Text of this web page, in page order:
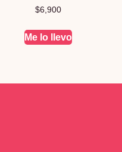
$6,900
Me lo llevo